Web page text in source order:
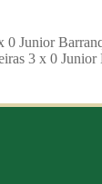
0 Junior
3 x 0 Junior